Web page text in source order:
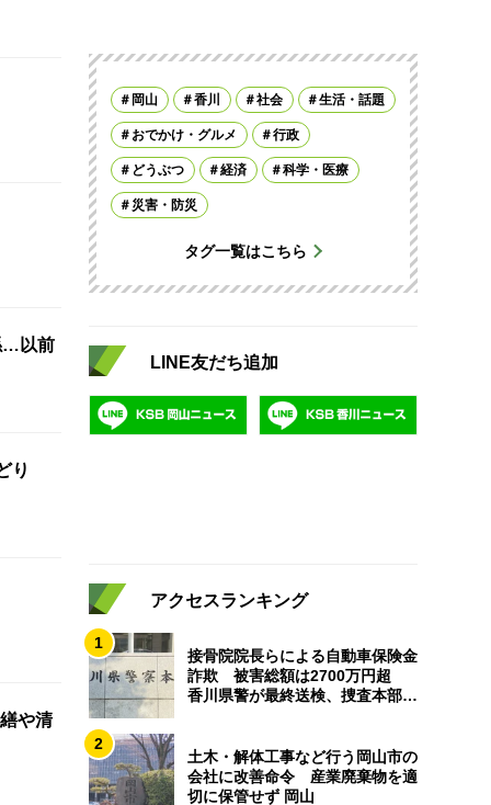
…以前
り
や清
岡山 香川 社会 生活・話題
おでかけ・グルメ 行政
どうぶつ 経済 科学・医療
災害・防災
タグ一覧はこちら
LINE友だち追加
アクセスランキング
1
接骨院院長らによる自動車保険金
詐欺 被害総額は2700万円超
香川県警が最終送検、捜査本部解
2
土木・解体工事など行う岡山市の
会社に改善命令 産業廃棄物を適
切に保管せず 岡山